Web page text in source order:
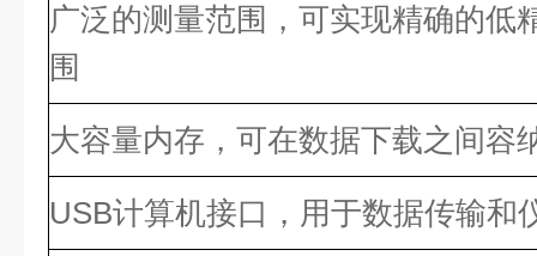
广泛的测量范围，可实现精确的低
围
大容量内存，可在数据下载之间容
USB计算机接口，用于数据传输和